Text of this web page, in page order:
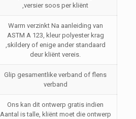
,versier soos per kliënt
Warm verzinkt Na aanleiding van
ASTM A 123, kleur polyester krag
,skildery of enige ander standaard
deur kliënt vereis.
Glip gesamentlike verband of flens
verband
Ons kan dit ontwerp gratis indien
Aantal is talle, kliënt moet die ontwerp